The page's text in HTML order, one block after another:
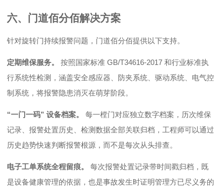
六、门道佰分佰解决方案
针对旋转门持续报警问题，门道佰分佰提供以下支持。
定期维保服务。 按照国家标准 GB/T34616-2017 和行业标准执
行系统性检测，涵盖安全感应器、防夹系统、驱动系统、电气控
制系统，将报警隐患消灭在萌芽阶段。
“一门一码” 设备档案。
每一樘门对应独立数字档案，历次维保
记录、报警处置历史、检测数据全部关联归档，工程师可以通过
历史趋势快速判断报警根源，而不是每次从头排查。
电子工单系统全程留痕。
每次报警处置记录带时间戳归档，既
是设备健康管理的依据，也是事故发生时证明管理方已尽义务的